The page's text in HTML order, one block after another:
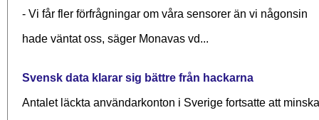
- Vi får fler förfrågningar om våra sensorer än vi någonsin
hade väntat oss, säger Monavas vd...
Svensk data klarar sig bättre från hackarna
Antalet läckta användarkonton i Sverige fortsatte att minska